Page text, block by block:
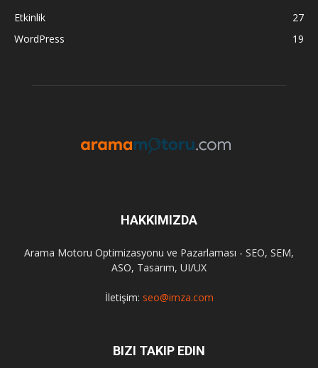
Etkinlik
27
WordPress
19
HAKKIMIZDA
Arama Motoru Optimizasyonu ve Pazarlaması - SEO, SEM,
ASO, Tasarım, UI/UX
İletişim: seo@imza.com
BIZI TAKIP EDIN